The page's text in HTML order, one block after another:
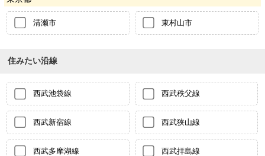
清瀬市 東村山市
住みたい沿線
西武池袋線 西武秩父線
西武新宿線 西武狭山線
西武多摩湖線 西武拝島線